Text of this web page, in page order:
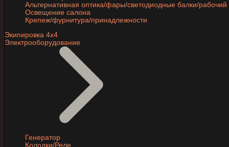
Альтернативная оптика/фары/светодиодные балки/рабочий
Освещение салона
Крепеж/фурнитура/принадлежности
Экипировка 4х4
Электрооборудование
Генератор
Колодки/Реле